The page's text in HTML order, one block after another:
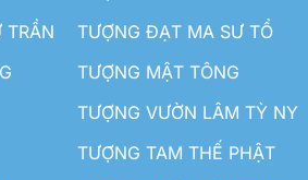
TRẦN
TƯỢNG ĐẠT MA SƯ TỔ
TƯỢNG MẬT TÔNG
TƯỢNG VƯỜN LÂM TỲ NY
TƯỢNG TAM THẾ PHẬT